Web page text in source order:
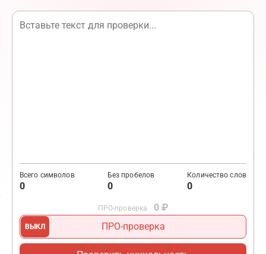
Всего символов
0
Без пробелов
0
Количество слов
0
ПРО-проверка 0 ₽
ПРО-проверка
ВЫКЛ